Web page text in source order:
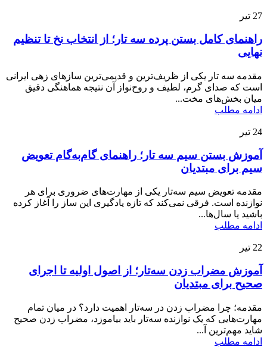
27 تیر
راهنمای کامل بستن پرده سه تار؛ از انتخاب نخ تا تنظیم
نهایی
مقدمه سه تار یکی از ظریف‌ترین و قدیمی‌ترین سازهای زهی ایرانی
است که صدای گرم، لطیف و روح‌نواز آن نتیجه هماهنگی دقیق
میان بخش‌های مخت...
ادامه مطلب
24 تیر
آموزش بستن سیم سه تار؛ راهنمای گام‌به‌گام تعویض
سیم برای مبتدیان
مقدمه تعویض سیم سه‌تار یکی از مهارت‌های ضروری برای هر
نوازنده است. فرقی نمی‌کند که تازه یادگیری این ساز را آغاز کرده
باشید یا سال‌ها...
ادامه مطلب
22 تیر
آموزش مضراب زدن سه‌تار؛ از اصول اولیه تا اجرای
صحیح برای مبتدیان
مقدمه؛ چرا مضراب زدن در سه‌تار اهمیت دارد؟ در میان تمام
مهارت‌هایی که یک نوازنده سه‌تار باید بیاموزد، مضراب زدن صحیح
شاید مهم‌ترین آ...
ادامه مطلب